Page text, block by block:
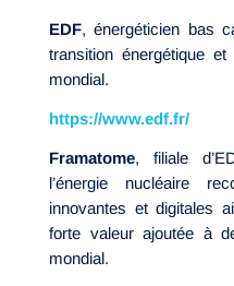
EDF, énergéticien bas
transition énergétique
mondial.
https://www.edf.fr/
Framatome, filiale
l’énergie nucléaire
innovantes et digitales
forte valeur ajoutée à
mondial.